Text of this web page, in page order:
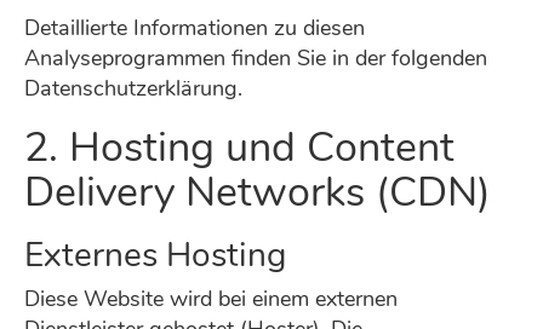
Detaillierte Informationen zu diesen
Analyseprogrammen finden Sie in der folgenden
Datenschutzerklärung.
2. Hosting und Content
Delivery Networks (CDN)
Externes Hosting
Diese Website wird bei einem externen